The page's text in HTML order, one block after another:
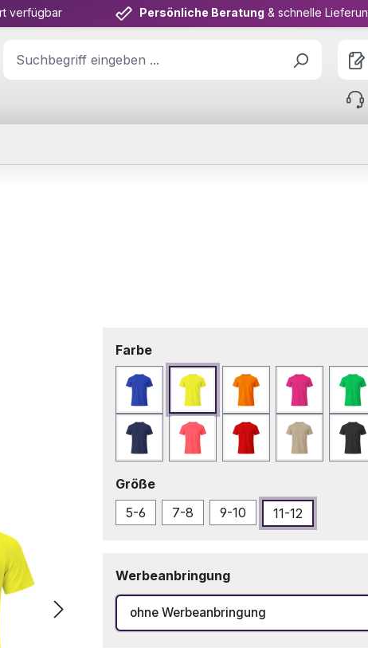
verfügbar Persönliche Beratung & schnelle
Farbeauswählen
Blau Fluor GelbFluor OrangeFuchsie
MarineblauNeonrosa Rot Sand
Größeauswählen
5-6
7-8 9-10 11-12
Werbeanbringung
ohne Werbeanbringung